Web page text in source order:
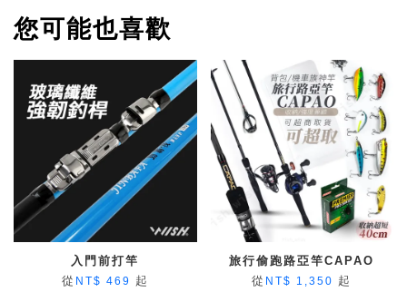
您可能也喜歡
入門前打竿
從 NT$ 469 起
旅行偷跑路亞竿CAPAO
從 NT$ 1,350 起